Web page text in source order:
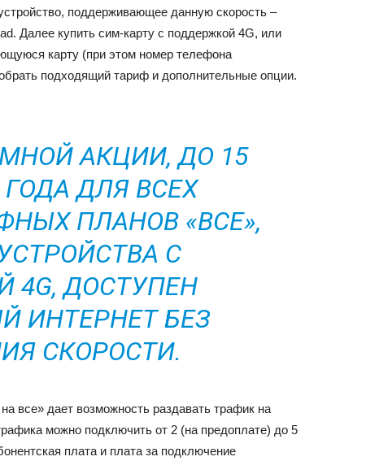
поддерживающее данную скорость –
Далее купить сим-карту с поддержкой 4G, или
карту (при этом номер телефона
подходящий тариф и дополнительные опции.
АКЦИИ, ДО 15
ГОДА ДЛЯ ВСЕХ
ПЛАНОВ «ВСЕ»,
С
4G, ДОСТУПЕН
ИНТЕРНЕТ БЕЗ
СКОРОСТИ.
все» дает возможность раздавать трафик на
можно подключить от 2 (на предоплате) до 5
плата и плата за подключение